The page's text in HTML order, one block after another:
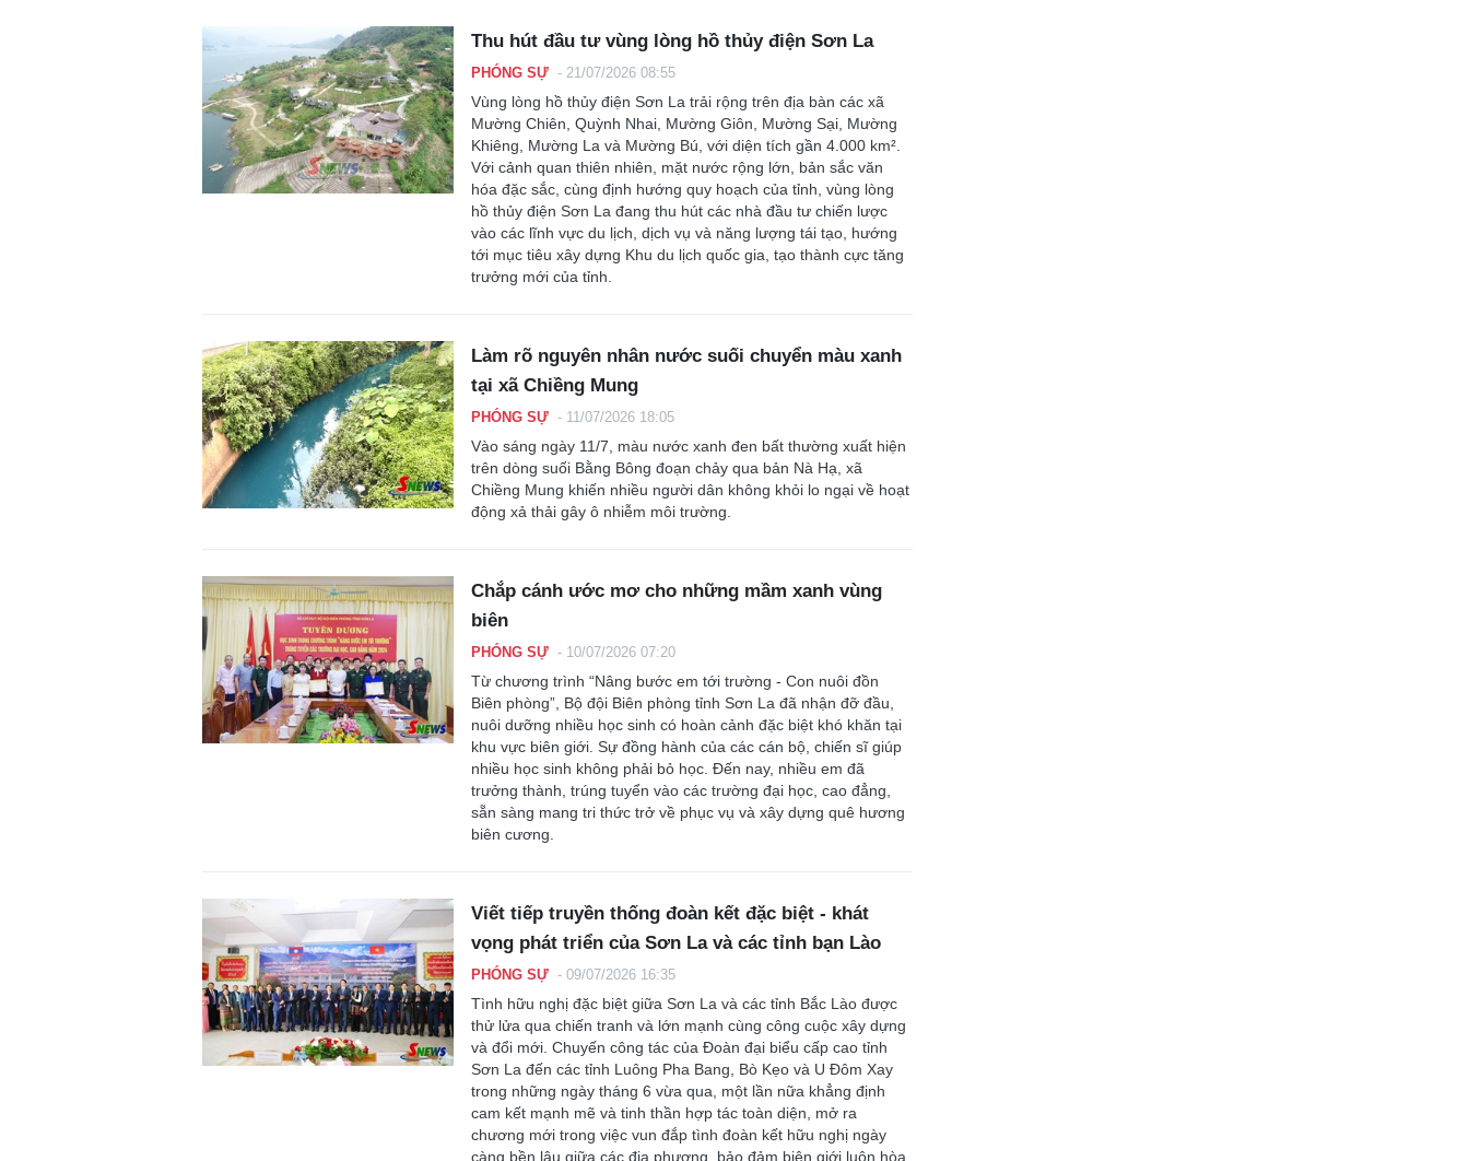
Thu hút đầu tư vùng lòng hồ thủy điện Sơn La
-
PHÓNG SỰ 21/07/2026 08:55
Vùng lòng hồ thủy điện Sơn La trải rộng trên địa bàn các xã
Mường Chiên, Quỳnh Nhai, Mường Giôn, Mường Sại, Mường
Khiêng, Mường La và Mường Bú, với diện tích gần 4.000 km².
Với cảnh quan thiên nhiên, mặt nước rộng lớn, bản sắc văn
hóa đặc sắc, cùng định hướng quy hoạch của tỉnh, vùng lòng
hồ thủy điện Sơn La đang thu hút các nhà đầu tư chiến lược
vào các lĩnh vực du lịch, dịch vụ và năng lượng tái tạo, hướng
tới mục tiêu xây dựng Khu du lịch quốc gia, tạo thành cực tăng
trưởng mới của tỉnh.
Làm rõ nguyên nhân nước suối chuyển màu xanh
tại xã Chiềng Mung
-
PHÓNG SỰ 11/07/2026 18:05
Vào sáng ngày 11/7, màu nước xanh đen bất thường xuất hiện
trên dòng suối Bằng Bông đoạn chảy qua bản Nà Hạ, xã
Chiềng Mung khiến nhiều người dân không khỏi lo ngại về hoạt
động xả thải gây ô nhiễm môi trường.
Chắp cánh ước mơ cho những mầm xanh vùng
biên
-
PHÓNG SỰ 10/07/2026 07:20
Từ chương trình “Nâng bước em tới trường - Con nuôi đồn
Biên phòng”, Bộ đội Biên phòng tỉnh Sơn La đã nhận đỡ đầu,
nuôi dưỡng nhiều học sinh có hoàn cảnh đặc biệt khó khăn tại
khu vực biên giới. Sự đồng hành của các cán bộ, chiến sĩ giúp
nhiều học sinh không phải bỏ học. Đến nay, nhiều em đã
trưởng thành, trúng tuyển vào các trường đại học, cao đẳng,
sẵn sàng mang tri thức trở về phục vụ và xây dựng quê hương
biên cương.
Viết tiếp truyền thống đoàn kết đặc biệt - khát
vọng phát triển của Sơn La và các tỉnh bạn Lào
-
PHÓNG SỰ 09/07/2026 16:35
Tình hữu nghị đặc biệt giữa Sơn La và các tỉnh Bắc Lào được
thử lửa qua chiến tranh và lớn mạnh cùng công cuộc xây dựng
và đổi mới. Chuyến công tác của Đoàn đại biểu cấp cao tỉnh
Sơn La đến các tỉnh Luông Pha Bang, Bò Kẹo và U Đôm Xay
trong những ngày tháng 6 vừa qua, một lần nữa khẳng định
cam kết mạnh mẽ và tinh thần hợp tác toàn diện, mở ra
chương mới trong việc vun đắp tình đoàn kết hữu nghị ngày
càng bền lâu giữa các địa phương, bảo đảm biên giới luôn hòa